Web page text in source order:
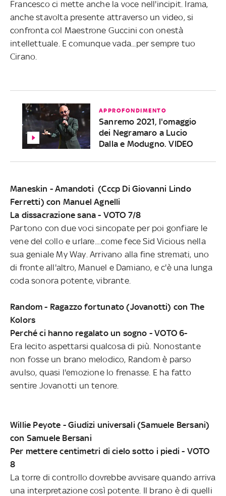
Francesco ci mette anche la voce nell'incipit. Irama,
anche stavolta presente attraverso un video, si
confronta col Maestrone Guccini con onestà
intellettuale. E comunque vada...per sempre tuo
Cirano.
APPROFONDIMENTO
Sanremo 2021, l'omaggio
dei Negramaro a Lucio
Dalla e Modugno. VIDEO
Maneskin - Amandoti (Cccp Di Giovanni Lindo
Ferretti) con Manuel Agnelli
La dissacrazione sana - VOTO 7/8
Partono con due voci sincopate per poi gonfiare le
vene del collo e urlare....come fece Sid Vicious nella
sua geniale My Way. Arrivano alla fine stremati, uno
di fronte all'altro, Manuel e Damiano, e c'è una lunga
coda sonora potente, vibrante.
Random - Ragazzo fortunato (Jovanotti) con The
Kolors
Perché ci hanno regalato un sogno - VOTO 6-
Era lecito aspettarsi qualcosa di più. Nonostante
non fosse un brano melodico, Random è parso
avulso, quasi l'emozione lo frenasse. E ha fatto
sentire Jovanotti un tenore.
Willie Peyote - Giudizi universali (Samuele Bersani)
con Samuele Bersani
Per mettere centimetri di cielo sotto i piedi - VOTO
8
La torre di controllo dovrebbe avvisare quando arriva
una interpretazione così potente. Il brano è di quelli